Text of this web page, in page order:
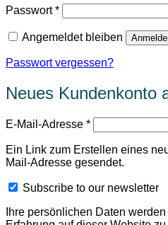
Passwort*Erforderlich
Angemeldet bleiben
Passwort vergessen?
Neues Kundenkonto
E-Mail-Adresse *Erforderlich
Ein Link zum Erstellen eines
Mail-Adresse gesendet.
Subscribe to our newsletter
Ihre persönlichen Daten